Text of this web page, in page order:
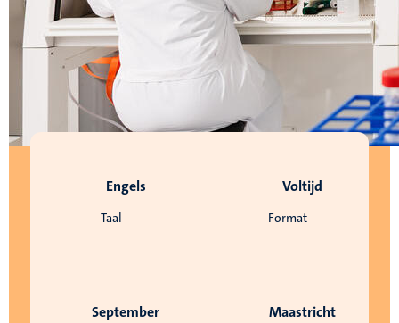
Taal
Engels
Format
Voltijd
September Maastricht